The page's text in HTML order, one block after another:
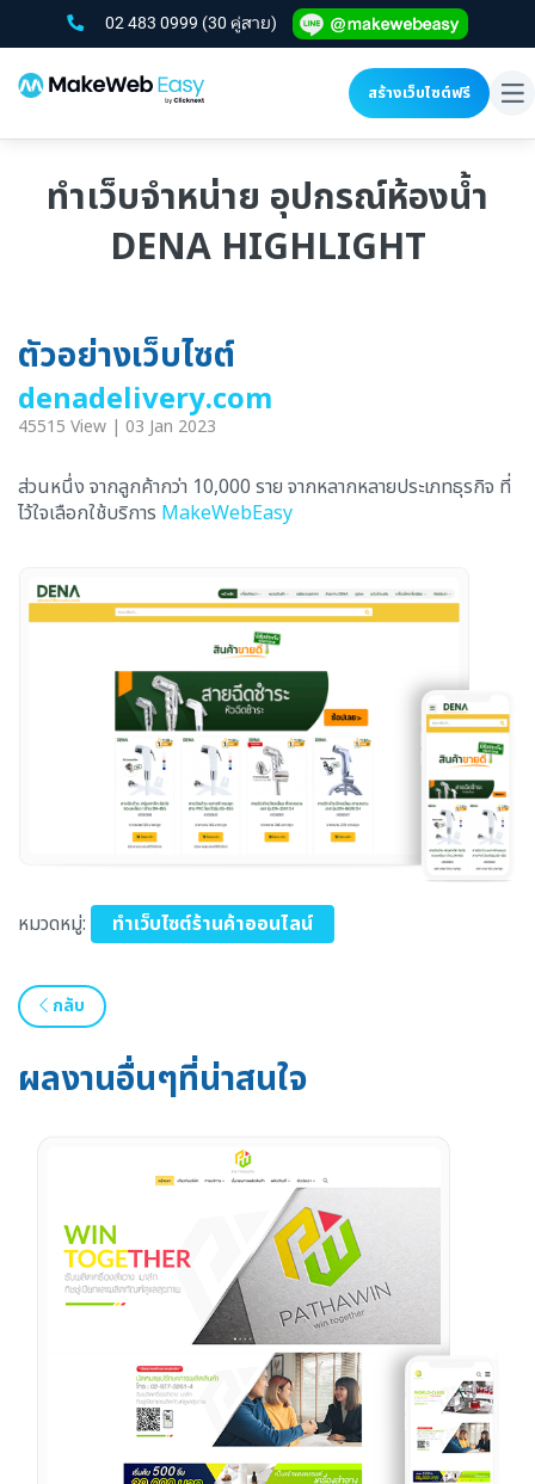
02 483 0999 (30 คู่สาย)
สร้างเว็บไซต์ฟรี
ทำเว็บจำหน่าย อุปกรณ์ห้องน้ำ
DENA HIGHLIGHT
ตัวอย่างเว็บไซต์
denadelivery.com
45515 View | 03 Jan 2023
ส่วนหนึ่ง จากลูกค้ากว่า 10,000 ราย จากหลากหลายประเภทธุรกิจ ที่
ไว้ใจเลือกใช้บริการ MakeWebEasy
หมวดหมู่: ทำเว็บไซต์ร้านค้าออนไลน์
กลับ
ผลงานอื่นๆที่น่าสนใจ